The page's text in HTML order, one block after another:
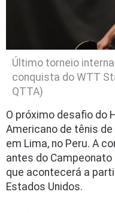
Último torneio
conquista do WTT
QTTA)
O próximo desafio do
Americano de tênis
em Lima, no Peru. A
antes do Campeonato
que acontecerá a
Estados Unidos.